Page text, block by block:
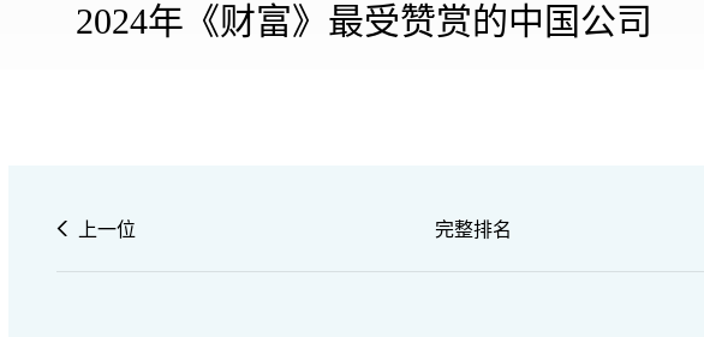
2024年《财富》最受赞赏的中国公司
上一位 完整排名